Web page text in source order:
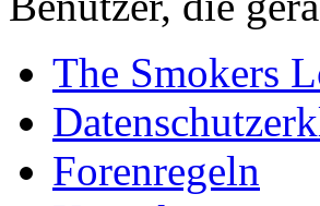
The Smokers
Forenregeln